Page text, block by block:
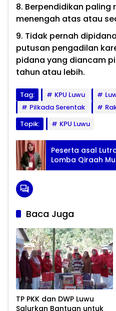
8. Berpendidikan paling
menengah atas atau
9. Tidak pernah
putusan pengadilan
pidana yang diancam
tahun atau lebih.
Tag: KPU Luwu
Pilkada Serentak
Topik:
KPU Luwu
Peserta asal
Lomba Qiraah
Tingkat Nasional
Baca Juga
TP PKK dan DWP Luwu
Salurkan Bantuan untuk